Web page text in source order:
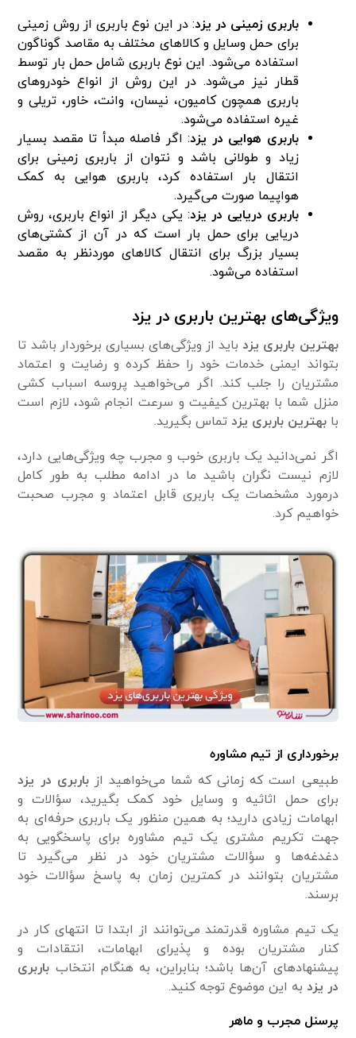
باربری زمینی در یزد: در این نوع باربری از روش زمینی
برای حمل وسایل و کالا‌های مختلف به مقاصد گوناگون
استفاده می‌شود. این نوع باربری شامل حمل بار توسط
قطار نیز می‌شود. در این روش از انواع خودرو‌های
باربری همچون کامیون، نیسان، وانت، خاور، تریلی و
غیره استفاده می‌شود.
باربری هوایی در یزد: اگر فاصله مبدأ تا مقصد بسیار
زیاد و طولانی باشد و نتوان از باربری زمینی برای
انتقال بار استفاده کرد، باربری هوایی به کمک
هواپیما صورت می‌گیرد.
باربری دریایی در یزد: یکی دیگر از انواع باربری، روش
دریایی برای حمل بار است که در آن از کشتی‌های
بسیار بزرگ برای انتقال کالا‌های موردنظر به مقصد
استفاده می‌شود.
ویژگی‌های بهترین باربری در یزد
بهترین باربری یزد باید از ویژگی‌های بسیاری برخوردار باشد تا
بتواند ایمنی خدمات خود را حفظ کرده و رضایت و اعتماد
مشتریان را جلب کند. اگر می‌خواهید پروسه اسباب کشی
منزل شما با بهترین کیفیت و سرعت انجام شود، لازم است
بابهترین باربری یزد تماس بگیرید.
اگر نمی‌دانید یک باربری خوب و مجرب چه ویژگی‌هایی دارد،
لازم نیست نگران باشید ما در ادامه مطلب به طور کامل
درمورد مشخصات یک باربری قابل اعتماد و مجرب صحبت
خواهیم کرد.
برخورداری از تیم مشاوره
طبیعی است که زمانی که شما می‌خواهید ازباربری در یزد
برای حمل اثاثیه و وسایل خود کمک بگیرید، سؤالات و
ابهامات زیادی دارید؛ به همین منظور یک باربری حرفه‌ای به
جهت تکریم مشتری یک تیم مشاوره برای پاسخگویی به
دغدغه‌ها و سؤالات مشتریان خود در نظر می‌گیرد تا
مشتریان بتوانند در کمترین زمان به پاسخ سؤالات خود
برسند.
یک تیم مشاوره قدرتمند می‌توانند از ابتدا تا انتهای کار در
کنار مشتریان بوده و پذیرای ابهامات، انتقادات و
پیشنهادهای آن‌ها باشد؛ بنابراین، به هنگام انتخاب باربری
در یزد به این موضوع توجه کنید.
پرسنل مجرب و ماهر